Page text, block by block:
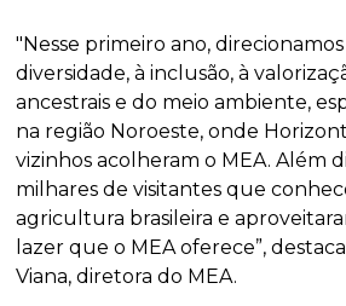
"Nesse primeiro ano,
diversidade, à inclusão, à
ancestrais e do meio ambiente,
na região Noroeste, onde
vizinhos acolheram o MEA. Além
milhares de visitantes que
agricultura brasileira e
lazer que o MEA oferece”,
Viana, diretora do MEA.